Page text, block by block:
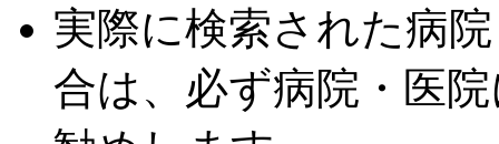
実際に検索された病
合は、必ず病院・医